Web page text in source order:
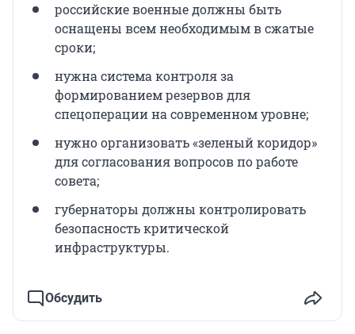
российские военные должны быть
оснащены всем необходимым в сжатые
сроки;
нужна система контроля за
формированием резервов для
спецоперации на современном уровне;
нужно организовать «зеленый коридор»
для согласования вопросов по работе
совета;
губернаторы должны контролировать
безопасность критической
инфраструктуры.
Обсудить